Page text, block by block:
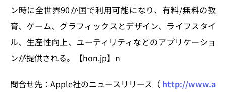
ン時に全世界90か国で利用可能になり、有料/無料の教
育、ゲーム、グラフィックスとデザイン、ライフスタイ
ル、生産性向上、ユーティリティなどのアプリケーショ
ンが提供される。【hon.jp】n
問合せ先：Apple社のニュースリリース（ http://www.a